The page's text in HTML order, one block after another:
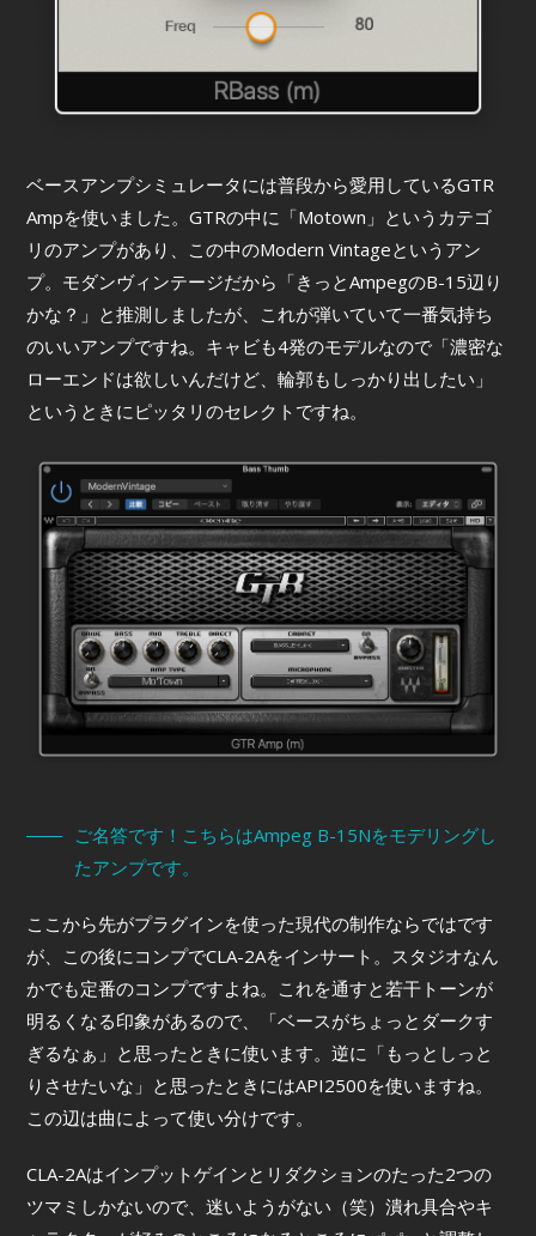
ベースアンプシミュレータには普段から愛用しているGTR
Ampを使いました。GTRの中に「Motown」というカテゴ
リのアンプがあり、この中のModern Vintageというアン
プ。モダンヴィンテージだから「きっとAmpegのB-15辺り
かな？」と推測しましたが、これが弾いていて一番気持ち
のいいアンプですね。キャビも4発のモデルなので「濃密な
ローエンドは欲しいんだけど、輪郭もしっかり出したい」
というときにピッタリのセレクトですね。
ご名答です！こちらはAmpeg B-15Nをモデリングし
たアンプです。
ここから先がプラグインを使った現代の制作ならではです
が、この後にコンプでCLA-2Aをインサート。スタジオなん
かでも定番のコンプですよね。これを通すと若干トーンが
明るくなる印象があるので、「ベースがちょっとダークす
ぎるなぁ」と思ったときに使います。逆に「もっとしっと
りさせたいな」と思ったときにはAPI2500を使いますね。
この辺は曲によって使い分けです。
CLA-2Aはインプットゲインとリダクションのたった2つの
ツマミしかないので、迷いようがない（笑）潰れ具合やキ